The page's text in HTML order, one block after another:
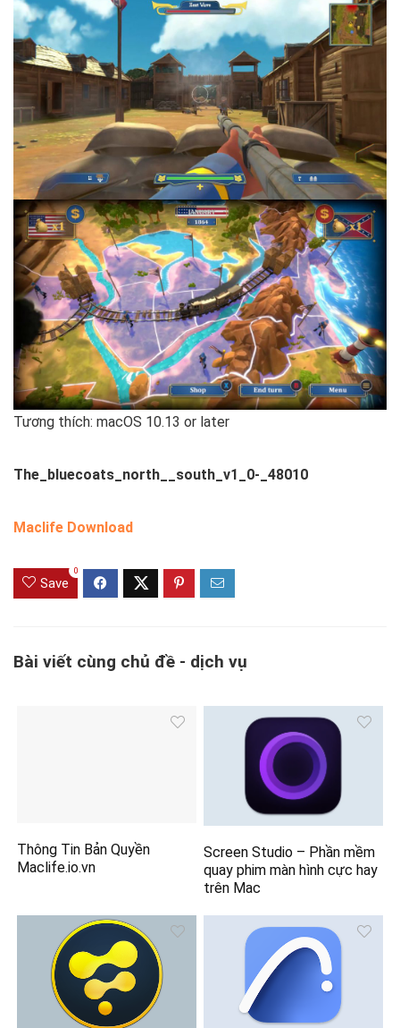
Tương thích: macOS 10.13 or later
The_bluecoats_north__south_v1_0-_48010
Maclife Download
Save
0
Bài viết cùng chủ đề - dịch vụ
Thông Tin Bản Quyền
Maclife.io.vn
Screen Studio – Phần mềm
quay phim màn hình cực hay
trên Mac